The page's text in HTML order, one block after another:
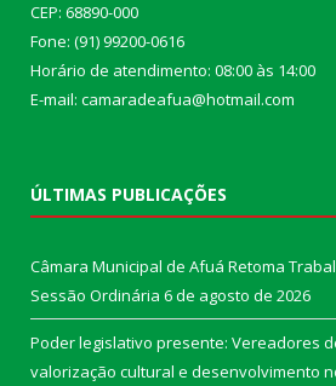
CEP: 68890-000
Fone: (91) 99200-0616
Horário de atendimento: 08:00 às 14:00
E-mail: camaradeafua@hotmail.com
ÚLTIMAS PUBLICAÇÕES
Câmara Municipal de Afuá Retoma
Sessão Ordinária 6 de agosto de 2026
Poder legislativo presente: Vereadores
valorização cultural e desenvolvimento